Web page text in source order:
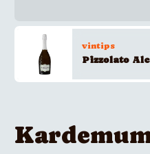
vintips
Pizzolato